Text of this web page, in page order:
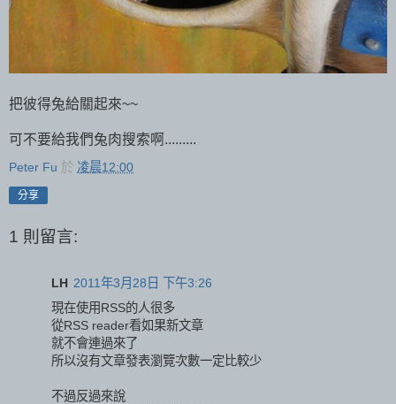
把彼得兔給關起來~~
可不要給我們兔肉搜索啊.........
Peter Fu 於 凌晨12:00
分享
1 則留言:
LH 2011年3月28日 下午3:26
現在使用RSS的人很多
從RSS reader看如果新文章
就不會連過來了
所以沒有文章發表瀏覽次數一定比較少
不過反過來說